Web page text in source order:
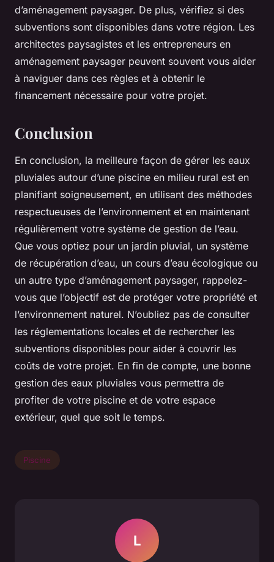
d’aménagement paysager. De plus, vérifiez si des
subventions sont disponibles dans votre région. Les
architectes paysagistes et les entrepreneurs en
aménagement paysager peuvent souvent vous aider
à naviguer dans ces règles et à obtenir le
financement nécessaire pour votre projet.
Conclusion
En conclusion, la meilleure façon de gérer les eaux
pluviales autour d’une piscine en milieu rural est en
planifiant soigneusement, en utilisant des méthodes
respectueuses de l’environnement et en maintenant
régulièrement votre système de gestion de l’eau.
Que vous optiez pour un jardin pluvial, un système
de récupération d’eau, un cours d’eau écologique ou
un autre type d’aménagement paysager, rappelez-
vous que l’objectif est de protéger votre propriété et
l’environnement naturel. N’oubliez pas de consulter
les réglementations locales et de rechercher les
subventions disponibles pour aider à couvrir les
coûts de votre projet. En fin de compte, une bonne
gestion des eaux pluviales vous permettra de
profiter de votre piscine et de votre espace
extérieur, quel que soit le temps.
Piscine
L